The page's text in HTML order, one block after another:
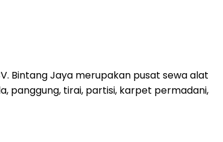
Bintang Jaya merupakan pusat sewa alat
panggung, tirai, partisi, karpet permadani,